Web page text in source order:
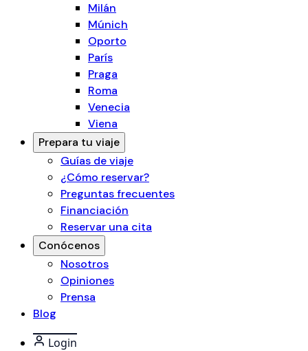
Milán
Múnich
Oporto
París
Praga
Roma
Venecia
Viena
Prepara tu viaje
Guías de viaje
¿Cómo reservar?
Preguntas frecuentes
Financiación
Reservar una cita
Conócenos
Nosotros
Opiniones
Prensa
Blog
Login